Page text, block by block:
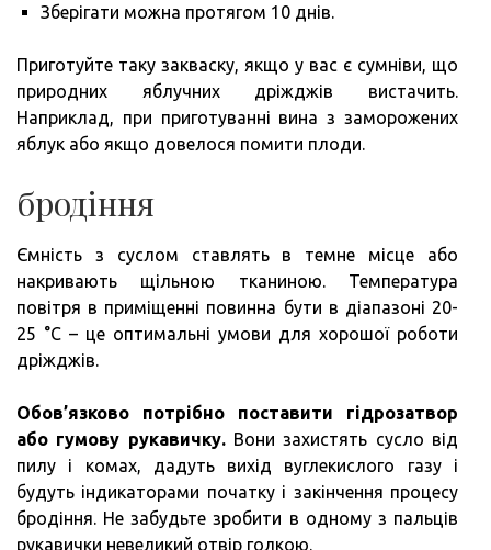
Зберігати можна протягом 10 днів.
Приготуйте таку закваску, якщо у вас є сумніви, що
природних яблучних дріжджів вистачить.
Наприклад, при приготуванні вина з заморожених
яблук або якщо довелося помити плоди.
бродіння
Ємність з суслом ставлять в темне місце або
накривають щільною тканиною. Температура
повітря в приміщенні повинна бути в діапазоні 20-
25 °C – це оптимальні умови для хорошої роботи
дріжджів.
Обов’язково потрібно поставити гідрозатвор
або гумову рукавичку.Вони захистять сусло від
пилу і комах, дадуть вихід вуглекислого газу і
будуть індикаторами початку і закінчення процесу
бродіння. Не забудьте зробити в одному з пальців
рукавички невеликий отвір голкою.